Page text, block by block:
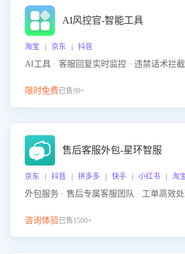
AI风控官-智能工具
淘宝 | 京东 | 抖音
AI工具 · 客服回复实时监控 · 违禁话术拦截
限时免费已售99+
售后客服外包-星环智服
京东 | 抖音 | 拼多多 | 快手 | 小红书 | 淘
外包服务 · 售后专属客服团队 · 工单高效
咨询体验已售1500+